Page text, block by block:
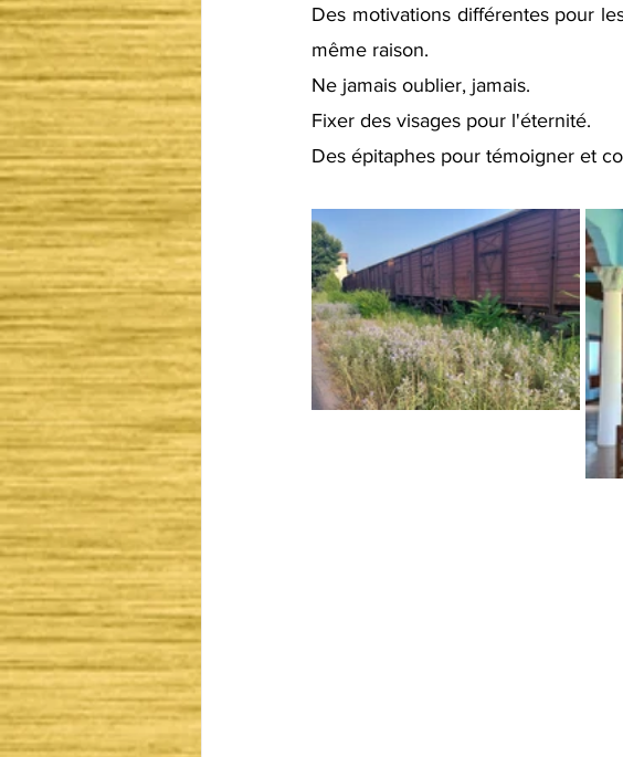
Des motivations différentes pour
même raison.
Ne jamais oublier, jamais.
Fixer des visages pour l'éternité.
Des épitaphes pour témoigner et